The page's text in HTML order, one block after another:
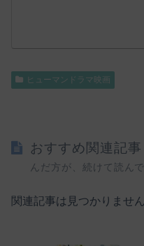
ヒューマンドラマ映画
おすすめ関連記
んだ方が、続けて読ん
関連記事は見つかりませ